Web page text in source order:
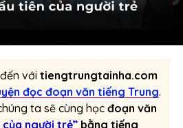
với tiengtrungtainha.com
đọc đoạn văn tiếng Trung.
ta sẽ cùng học đoạn văn
người trẻ” bằng tiếng